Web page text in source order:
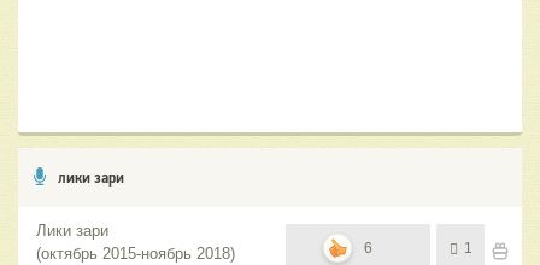
лики зари
Лики зари
(октябрь 2015-ноябрь 2018)
6 1